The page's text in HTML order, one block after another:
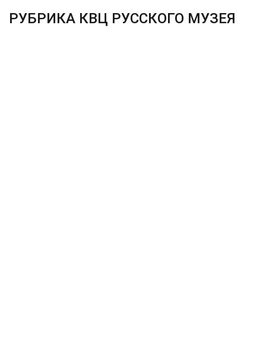
РУБРИКА КВЦ РУССКОГО МУЗЕЯ